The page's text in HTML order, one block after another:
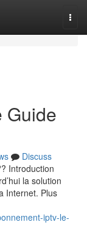
Guide
Discuss
Introduction
la solution
Internet. Plus
iptv-le-